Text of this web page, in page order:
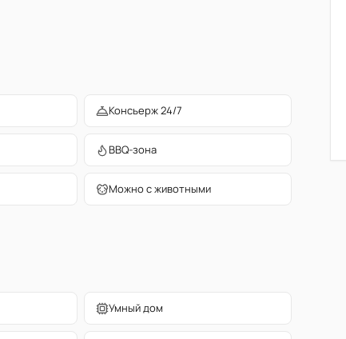
Консьерж 24/7
BBQ-зона
Можно с животными
Умный дом